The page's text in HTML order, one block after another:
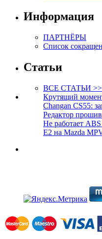
Информация
ПАРТНЁРЫ
Список
Статьи
ВСЕ СТАТЬИ
Крутящий
Changan CS55:
Редактор
Не работает
E2 на Mazda